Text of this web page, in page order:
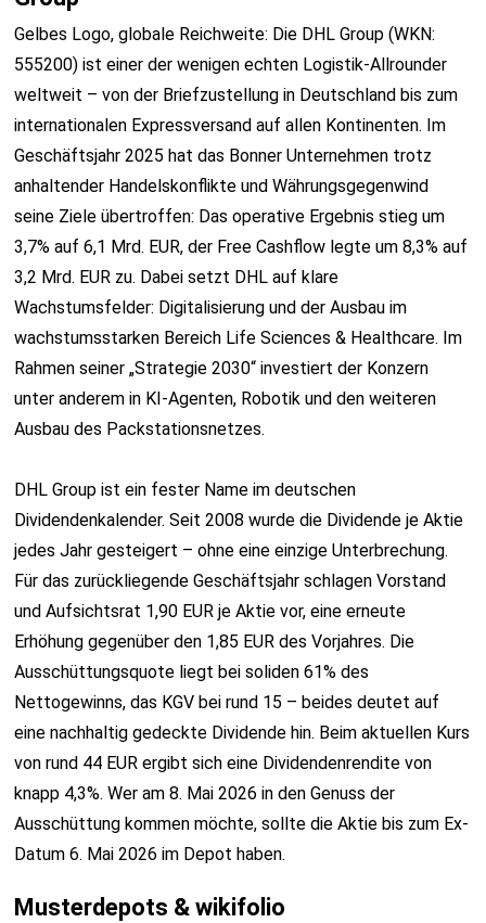
Gelbes Logo, globale Reichweite: Die DHL Group (WKN:
555200) ist einer der wenigen echten Logistik-Allrounder
weltweit – von der Briefzustellung in Deutschland bis zum
internationalen Expressversand auf allen Kontinenten. Im
Geschäftsjahr 2025 hat das Bonner Unternehmen trotz
anhaltender Handelskonflikte und Währungsgegenwind
seine Ziele übertroffen: Das operative Ergebnis stieg um
3,7% auf 6,1 Mrd. EUR, der Free Cashflow legte um 8,3% auf
3,2 Mrd. EUR zu. Dabei setzt DHL auf klare
Wachstumsfelder: Digitalisierung und der Ausbau im
wachstumsstarken Bereich Life Sciences & Healthcare. Im
Rahmen seiner „Strategie 2030“ investiert der Konzern
unter anderem in KI-Agenten, Robotik und den weiteren
Ausbau des Packstationsnetzes.
DHL Group ist ein fester Name im deutschen
Dividendenkalender. Seit 2008 wurde die Dividende je Aktie
jedes Jahr gesteigert – ohne eine einzige Unterbrechung.
Für das zurückliegende Geschäftsjahr schlagen Vorstand
und Aufsichtsrat 1,90 EUR je Aktie vor, eine erneute
Erhöhung gegenüber den 1,85 EUR des Vorjahres. Die
Ausschüttungsquote liegt bei soliden 61% des
Nettogewinns, das KGV bei rund 15 – beides deutet auf
eine nachhaltig gedeckte Dividende hin. Beim aktuellen Kurs
von rund 44 EUR ergibt sich eine Dividendenrendite von
knapp 4,3%. Wer am 8. Mai 2026 in den Genuss der
Ausschüttung kommen möchte, sollte die Aktie bis zum Ex-
Datum 6. Mai 2026 im Depot haben.
Musterdepots & wikifolio